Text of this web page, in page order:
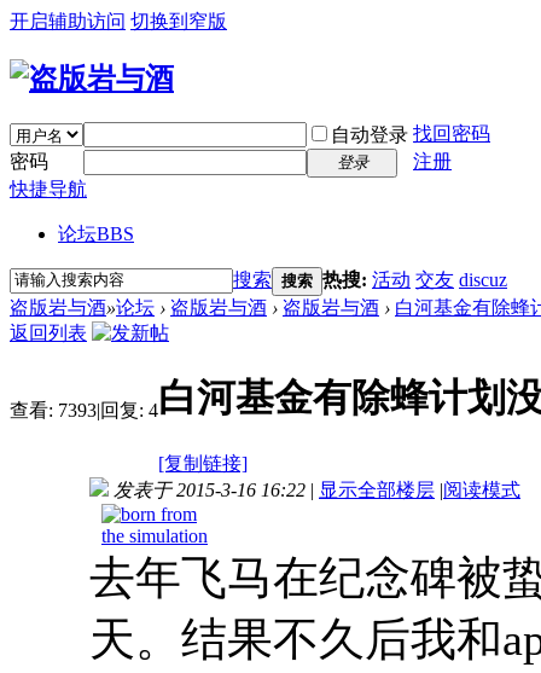
开启辅助访问 切换到窄版
自动登录 找回密码
密码
登录
注册
快捷导航
论坛BBS
搜索 搜索 热搜: 活动 交友 discuz
盗版岩与酒»论坛 › 盗版岩与酒 › 盗版岩与酒 › 白河基金有除蜂
返回列表
查看: 7393|回复: 4白河基金有除蜂计划
[复制链接]
发表于 2015-3-16 16:22 | 显示全部楼层 |阅读模式
去年飞马在纪念碑被
天。结果不久后我和